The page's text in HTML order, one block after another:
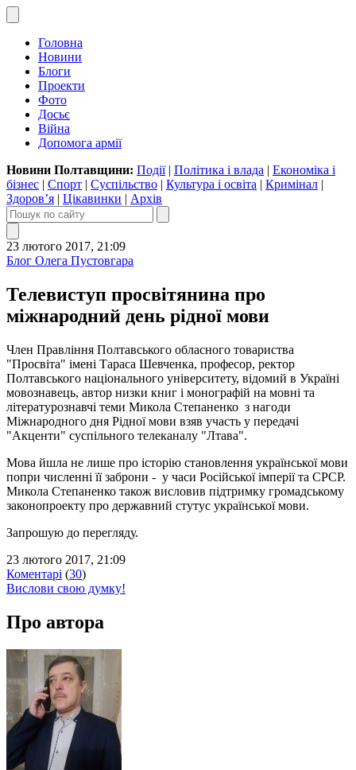
Головна
Новини
Блоги
Проекти
Фото
Досьє
Війна
Допомога армії
Новини Полтавщини: Події| Політика і влада | Економіка і
бізнес | Спорт | Суспільство | Культура і освіта | Кримінал |
Здоров’я | Цікавинки | Архів
23 лютого 2017, 21:09
Блог Олега Пустовгара
Телевиступ просвітянина про
міжнародний день рідної мови
Член Правління Полтавського обласного товариства
"Просвіта" імені Тараса Шевченка, професор, ректор
Полтавського національного університету, відомий в Україні
мовознавець, автор низки книг і монографій на мовні та
літературознавчі теми Микола Степаненко з нагоди
Міжнародного дня Рідної мови взяв участь у передачі
"Акценти" суспільного телеканалу "Лтава".
Мова йшла не лише про історію становлення української мови
попри численні її заброни - у часи Російської імперії та СРСР.
Микола Степаненко також висловив підтримку громадському
законопроекту про державний стутус української мови.
Запрошую до перегляду.
23 лютого 2017, 21:09
Коментарі (30)
Вислови свою думку!
Про автора